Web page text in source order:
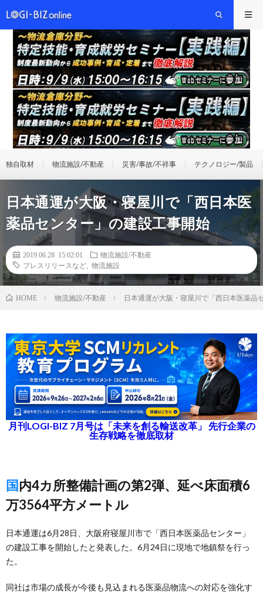
独自取材 物流施設/不動産 災害/事故/不祥事 テクノロジー/製品
日本通運が大阪・寝屋川で「西日本医
薬品センター」の建設工事開始
2019.06.28 15:02:01
物流施設/不動産
プレスリリースなど
物流施設
HOME 物流施設/不動産 日本通運が大阪・寝屋川で「西日本医薬品
月刊LOGI-BIZ 7月号は「未来を創る輸送改革」 先行企業の
生存戦略を徹底取材
国内4カ所整備計画の第2弾、延べ床面積6
万3564平方メートル
日本通運は6月28日、大阪府寝屋川市で「西日本医薬品センター」
の建設工事を開始したと発表した。6月24日に現地で地鎮祭を行っ
た。
同社は市場の成長が今後も見込まれる医薬品物流への対応を強化す